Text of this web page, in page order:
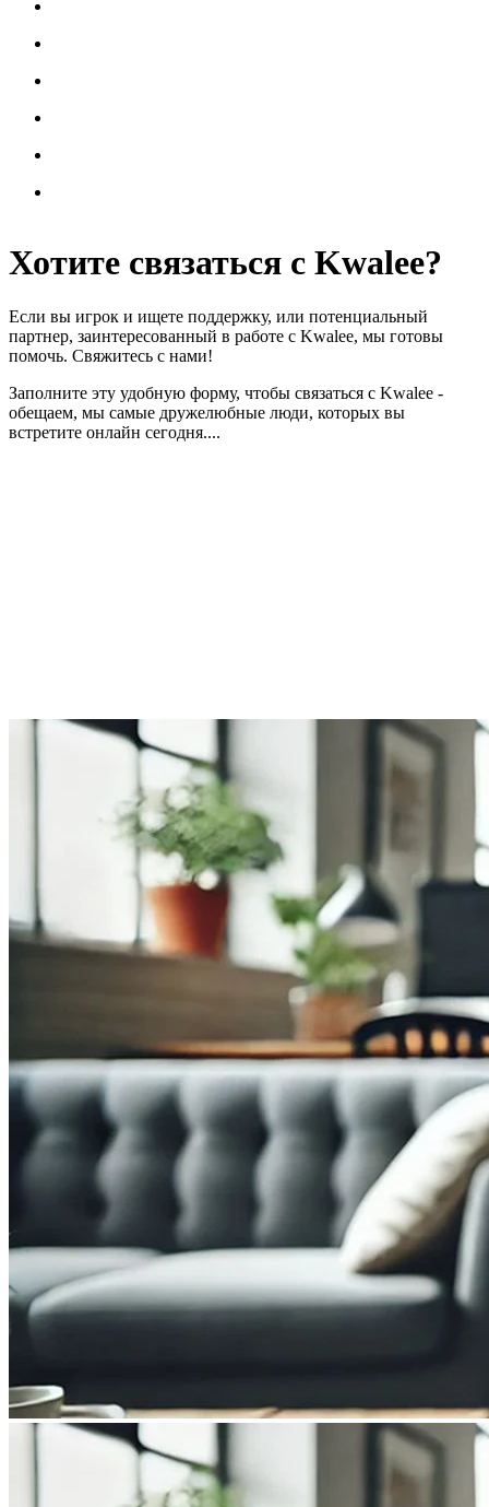
Хотите связаться с Kwalee?
Если вы игрок и ищете поддержку, или потенциальный
партнер, заинтересованный в работе с Kwalee, мы готовы
помочь. Свяжитесь с нами!
Заполните эту удобную форму, чтобы связаться с Kwalee -
обещаем, мы самые дружелюбные люди, которых вы
встретите онлайн сегодня....